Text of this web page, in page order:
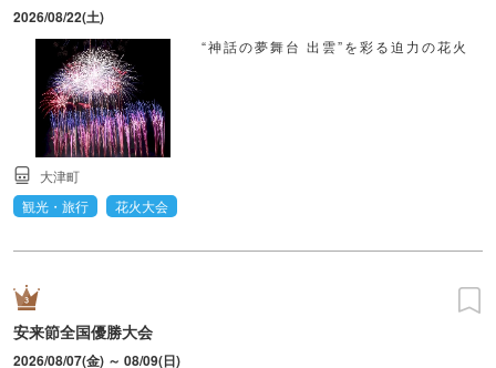
2026/08/22(土)
“神話の夢舞台 出雲”を彩る迫力の花火
大津町
観光・旅行
花火大会
安来節全国優勝大会
2026/08/07(金) ～ 08/09(日)